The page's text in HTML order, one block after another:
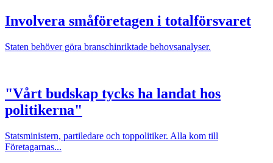
Involvera småföretagen i totalförsvaret
Staten behöver göra branschinriktade behovsanalyser.
"Vårt budskap tycks ha landat hos
politikerna"
Statsministern, partiledare och toppolitiker. Alla kom till
Företagarnas...